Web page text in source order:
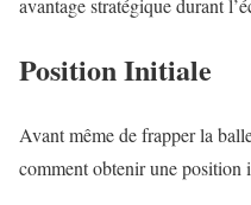
Position Initiale
Avant même de frapper la
comment obtenir une position